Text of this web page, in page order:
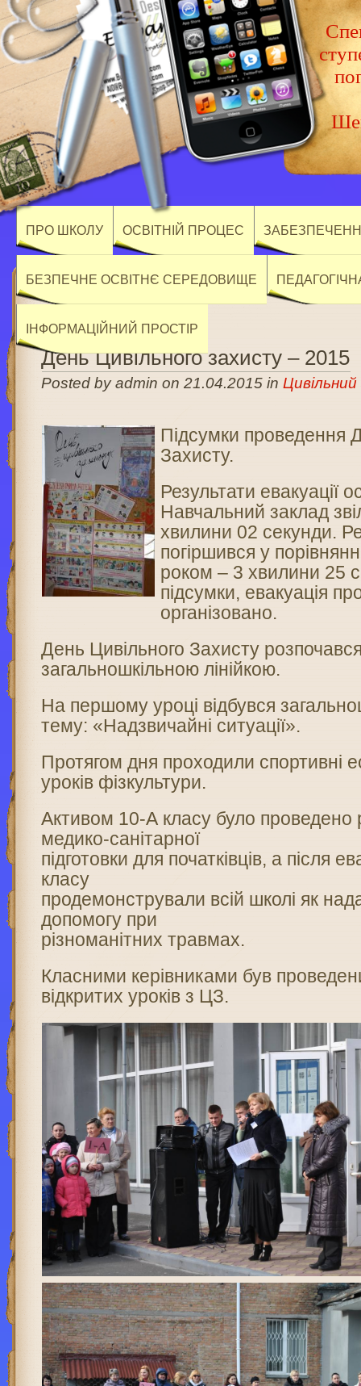
ПРО ШКОЛУ ОСВІТНІЙ ПРОЦЕС
БЕЗПЕЧНЕ ОСВІТНЄ СЕРЕДОВИЩЕ
ІНФОРМАЦІЙНИЙ ПРОСТІР
День Цивільного захисту – 2015
Posted by admin on 21.04.2015 in
Підсумки проведення
Захисту.
Результати евакуації
Навчальний заклад
хвилини 02 секунди.
погіршився у
роком – 3 хвилини 25
підсумки, евакуація
організовано.
День Цивільного Захисту
загальношкільною лінійкою.
На першому уроці відбувся
тему: «Надзвичайні ситуації».
Протягом дня проходили спортивні
уроків фізкультури.
Активом 10-А класу було проведено
медико-санітарної
підготовки для початківців, а після
класу
продемонстрували всій школі як
допомогу при
різноманітних травмах.
Класними керівниками був
відкритих уроків з ЦЗ.